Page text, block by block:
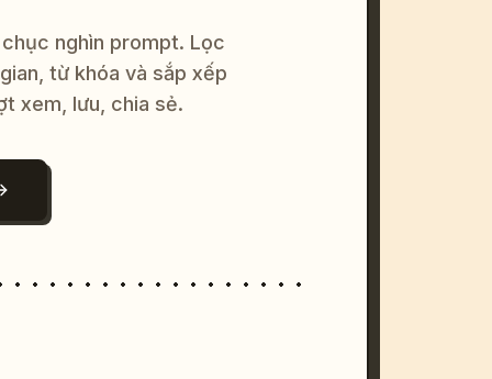
nghìn prompt. Lọc
từ khóa và sắp xếp
xem, lưu, chia sẻ.